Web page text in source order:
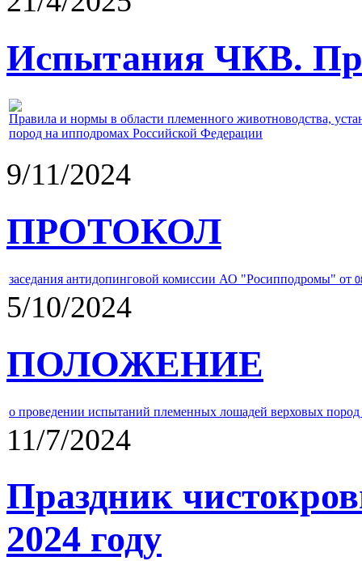
Испытания ЧКВ.
Правила и нормы в области племенного животноводства,
пород на ипподромах Российской Федерации
9/11/2024
ПРОТОКОЛ
заседания антидопинговой комиссии АО "Росипподромы" от
5/10/2024
ПОЛОЖЕНИЕ
о проведении испытаний племенных лошадей верховых
11/7/2024
Праздник
2024 году